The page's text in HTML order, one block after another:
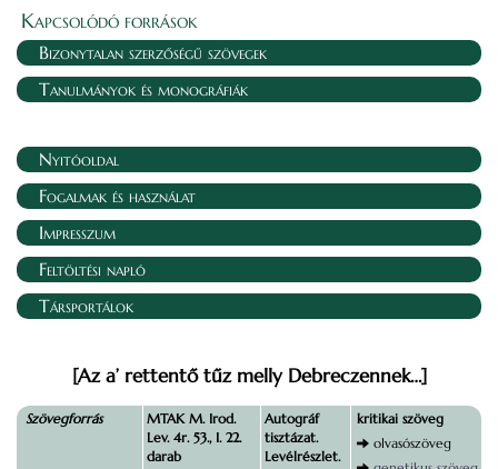
Kapcsolódó források
Bizonytalan szerzőségű szövegek
Tanulmányok és monográfiák
Nyitóoldal
Fogalmak és használat
Impresszum
Feltöltési napló
Társportálok
[Az a’ rettentő tűz melly Debreczennek…]
Szövegforrás
MTAK M. Irod.
Lev. 4r. 53., I. 22.
darab
Autográf
tisztázat.
Levélrészlet.
kritikai szöveg
olvasószöveg